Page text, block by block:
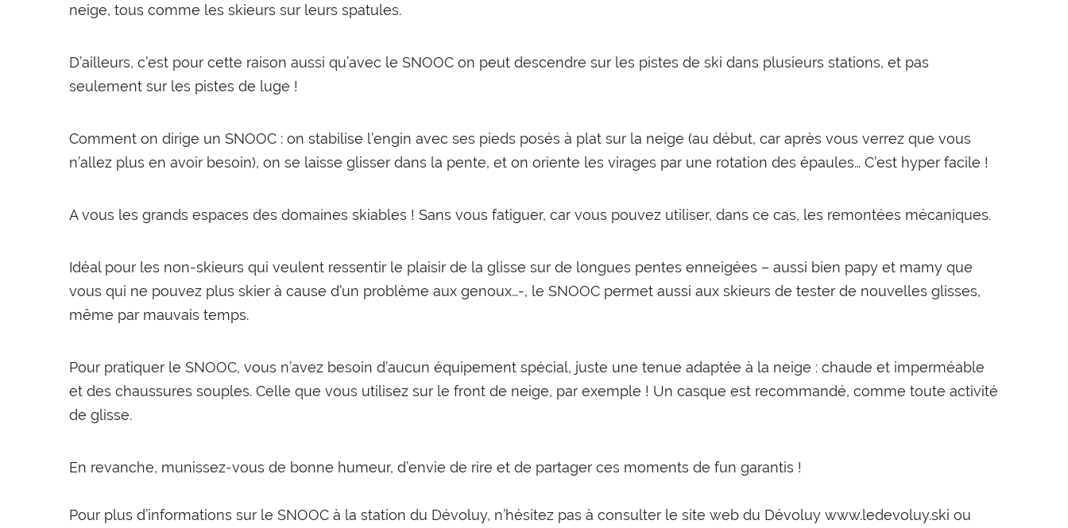
neige, tous comme les skieurs sur leurs spatules.
D’ailleurs, c’est pour cette raison aussi qu’avec le SNOOC on peut descendre sur les pistes de ski dans plusieurs stations, et pas
seulement sur les pistes de luge !
Comment on dirige un SNOOC : on stabilise l’engin avec ses pieds posés à plat sur la neige (au début, car après vous verrez que vous
n’allez plus en avoir besoin), on se laisse glisser dans la pente, et on oriente les virages par une rotation des épaules… C’est hyper facile !
A vous les grands espaces des domaines skiables ! Sans vous fatiguer, car vous pouvez utiliser, dans ce cas, les remontées mécaniques.
Idéal pour les non-skieurs qui veulent ressentir le plaisir de la glisse sur de longues pentes enneigées – aussi bien papy et mamy que
vous qui ne pouvez plus skier à cause d’un problème aux genoux…-, le SNOOC permet aussi aux skieurs de tester de nouvelles glisses,
même par mauvais temps.
Pour pratiquer le SNOOC, vous n’avez besoin d’aucun équipement spécial, juste une tenue adaptée à la neige : chaude et imperméable
et des chaussures souples. Celle que vous utilisez sur le front de neige, par exemple ! Un casque est recommandé, comme toute activité
de glisse.
En revanche, munissez-vous de bonne humeur, d’envie de rire et de partager ces moments de fun garantis !
Pour plus d’informations sur le SNOOC à la station du Dévoluy, n’hésitez pas à consulter le site web du Dévoluy www.ledevoluy.ski ou